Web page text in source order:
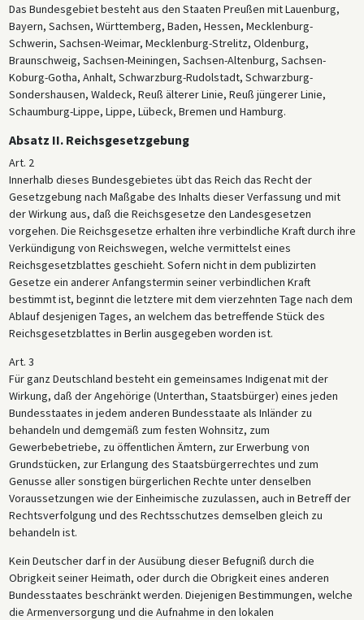
Das Bundesgebiet besteht aus den Staaten Preußen mit Lauenburg,
Bayern, Sachsen, Württemberg, Baden, Hessen, Mecklenburg-
Schwerin, Sachsen-Weimar, Mecklenburg-Strelitz, Oldenburg,
Braunschweig, Sachsen-Meiningen, Sachsen-Altenburg, Sachsen-
Koburg-Gotha, Anhalt, Schwarzburg-Rudolstadt, Schwarzburg-
Sondershausen, Waldeck, Reuß älterer Linie, Reuß jüngerer Linie,
Schaumburg-Lippe, Lippe, Lübeck, Bremen und Hamburg.
Absatz II. Reichsgesetzgebung
Art. 2
Innerhalb dieses Bundesgebietes übt das Reich das Recht der
Gesetzgebung nach Maßgabe des Inhalts dieser Verfassung und mit
der Wirkung aus, daß die Reichsgesetze den Landesgesetzen
vorgehen. Die Reichsgesetze erhalten ihre verbindliche Kraft durch ihre
Verkündigung von Reichswegen, welche vermittelst eines
Reichsgesetzblattes geschieht. Sofern nicht in dem publizirten
Gesetze ein anderer Anfangstermin seiner verbindlichen Kraft
bestimmt ist, beginnt die letztere mit dem vierzehnten Tage nach dem
Ablauf desjenigen Tages, an welchem das betreffende Stück des
Reichsgesetzblattes in Berlin ausgegeben worden ist.
Art. 3
Für ganz Deutschland besteht ein gemeinsames Indigenat mit der
Wirkung, daß der Angehörige (Unterthan, Staatsbürger) eines jeden
Bundesstaates in jedem anderen Bundesstaate als Inländer zu
behandeln und demgemäß zum festen Wohnsitz, zum
Gewerbebetriebe, zu öffentlichen Ämtern, zur Erwerbung von
Grundstücken, zur Erlangung des Staatsbürgerrechtes und zum
Genusse aller sonstigen bürgerlichen Rechte unter denselben
Voraussetzungen wie der Einheimische zuzulassen, auch in Betreff der
Rechtsverfolgung und des Rechtsschutzes demselben gleich zu
behandeln ist.
Kein Deutscher darf in der Ausübung dieser Befugniß durch die
Obrigkeit seiner Heimath, oder durch die Obrigkeit eines anderen
Bundesstaates beschränkt werden. Diejenigen Bestimmungen, welche
die Armenversorgung und die Aufnahme in den lokalen